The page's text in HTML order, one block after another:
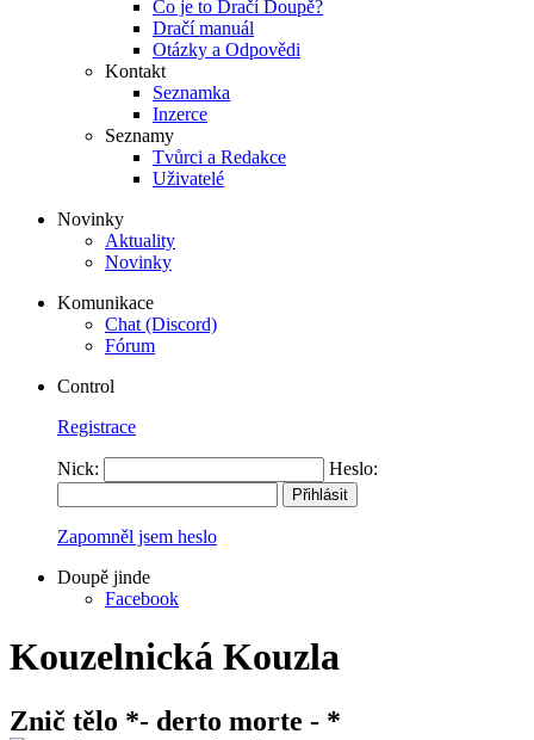
Co je to Dračí Doupě?
Dračí manuál
Otázky a Odpovědi
Kontakt
Seznamka
Inzerce
Seznamy
Tvůrci a Redakce
Uživatelé
Novinky
Aktuality
Novinky
Komunikace
Chat (Discord)
Fórum
Control
Registrace
Nick: Heslo:
Zapomněl jsem heslo
Doupě jinde
Facebook
Kouzelnická Kouzla
Znič tělo *- derto morte - *